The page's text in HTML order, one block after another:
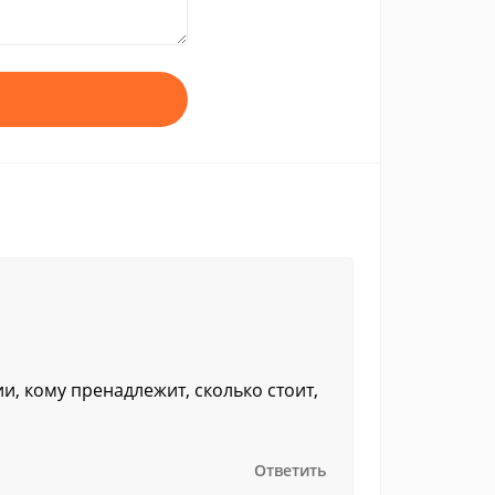
кому пренадлежит, сколько стоит,
Ответить